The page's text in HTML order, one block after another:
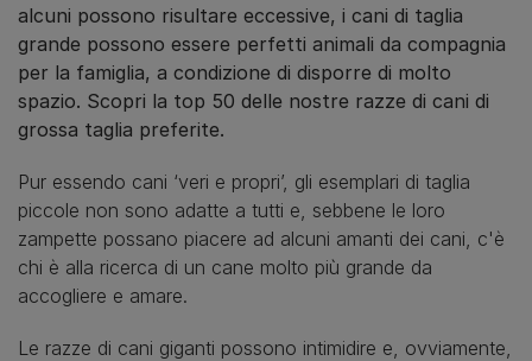
alcuni possono risultare eccessive, i cani di taglia
grande possono essere perfetti animali da compagnia
per la famiglia, a condizione di disporre di molto
spazio. Scopri la top 50 delle nostre razze di cani di
grossa taglia preferite.
Pur essendo cani ‘veri e propri’, gli esemplari di taglia
piccole non sono adatte a tutti e, sebbene le loro
zampette possano piacere ad alcuni amanti dei cani, c'è
chi è alla ricerca di un cane molto più grande da
accogliere e amare.
Le razze di cani giganti possono intimidire e, ovviamente,